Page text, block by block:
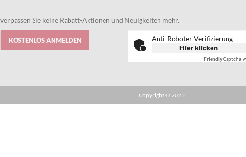
Sie keine Rabatt-Aktionen und Neuigkeiten mehr.
KOSTENLOS ANMELDEN
Anti-Roboter-Verifizierung
Hier klicken
FriendlyCaptcha ⇗
Copyright © 2023